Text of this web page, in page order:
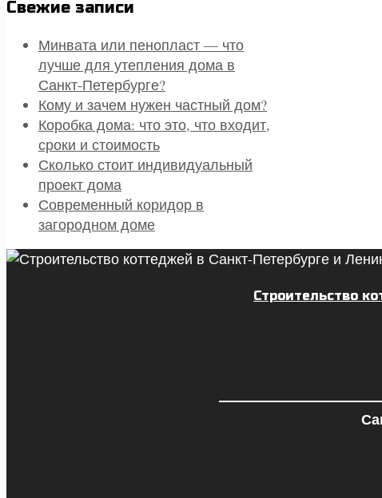
Свежие записи
Минвата или пенопласт — что
лучше для утепления дома в
Санкт-Петербурге?
Кому и зачем нужен частный дом?
Коробка дома: что это, что входит,
сроки и стоимость
Сколько стоит индивидуальный
проект дома
Современный коридор в
загородном доме
Строительство